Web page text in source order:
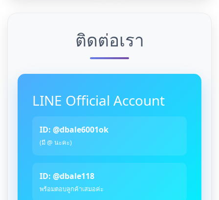
ติดต่อเรา
LINE Official Account
ID: @dbale6001ok
(มี @ นะคะ)
ID: @dbale118
พร้อมตอบลูกค้าเสมอค่ะ